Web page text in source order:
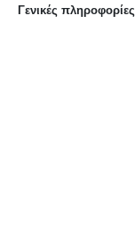
Γενικές πληροφορίες